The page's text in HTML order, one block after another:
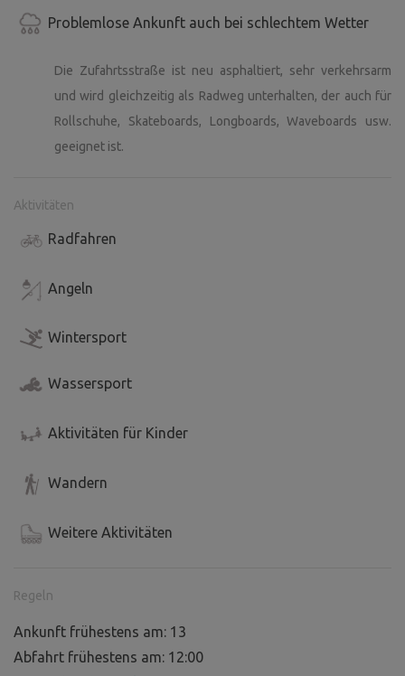
Problemlose Ankunft auch bei schlechtem Wetter
Die Zufahrtsstraße ist neu asphaltiert, sehr verkehrsarm
und wird gleichzeitig als Radweg unterhalten, der auch für
Rollschuhe, Skateboards, Longboards, Waveboards usw.
geeignet ist.
Aktivitäten
Radfahren
Angeln
Wintersport
Wassersport
Aktivitäten für Kinder
Wandern
Weitere Aktivitäten
Regeln
Ankunft frühestens am: 13
Abfahrt frühestens am: 12:00